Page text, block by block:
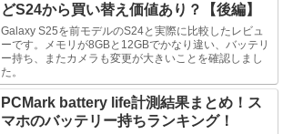
どS24から買い替え価値あり？【後編】
Galaxy S25を前モデルのS24と実際に比較したレビュ
ーです。メモリが8GBと12GBでかなり違い、バッテリ
ー持ち、またカメラも変更が大きいことを確認しまし
た。
PCMark battery life計測結果まとめ！ス
マホのバッテリー持ちランキング！